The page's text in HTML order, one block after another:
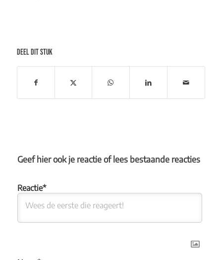
DEEL DIT STUK
Geef hier ook je reactie of lees bestaande reacties